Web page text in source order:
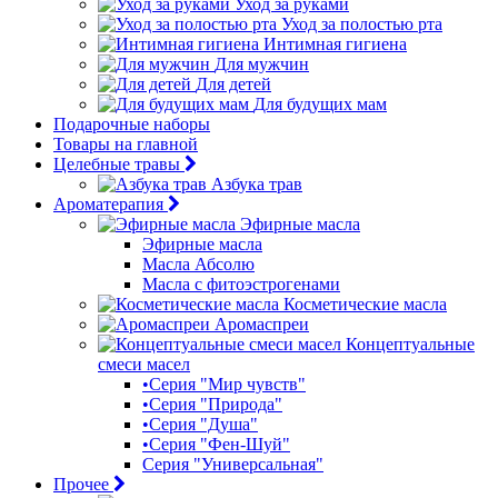
Уход за руками
Уход за полостью рта
Интимная гигиена
Для мужчин
Для детей
Для будущих мам
Подарочные наборы
Товары на главной
Целебные травы
Азбука трав
Ароматерапия
Эфирные масла
Эфирные масла
Масла Абсолю
Масла с фитоэстрогенами
Косметические масла
Аромаспреи
Концептуальные
смеси масел
•Серия "Мир чувств"
•Серия "Природа"
•Серия "Душа"
•Серия "Фен-Шуй"
Серия "Универсальная"
Прочее